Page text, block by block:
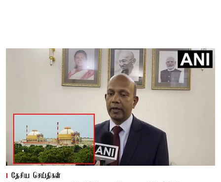
தேசிய செய்திகள்